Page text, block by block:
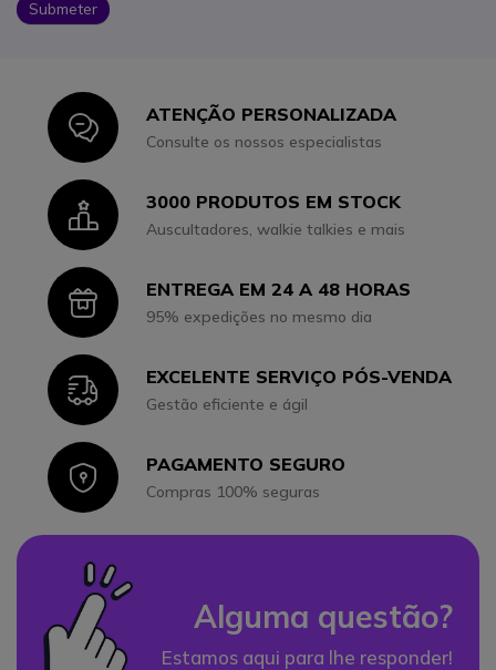
Submeter
IconATENÇÃO PERSONALIZADA
Consulte os nossos especialistas
Icon3000 PRODUTOS EM STOCK
Auscultadores, walkie talkies e mais
IconENTREGA EM 24 A 48 HORAS
95% expedições no mesmo dia
IconEXCELENTE SERVIÇO PÓS-VENDA
Gestão eficiente e ágil
IconPAGAMENTO SEGURO
Compras 100% seguras
Alguma questão?
Estamos aqui para lhe responder!